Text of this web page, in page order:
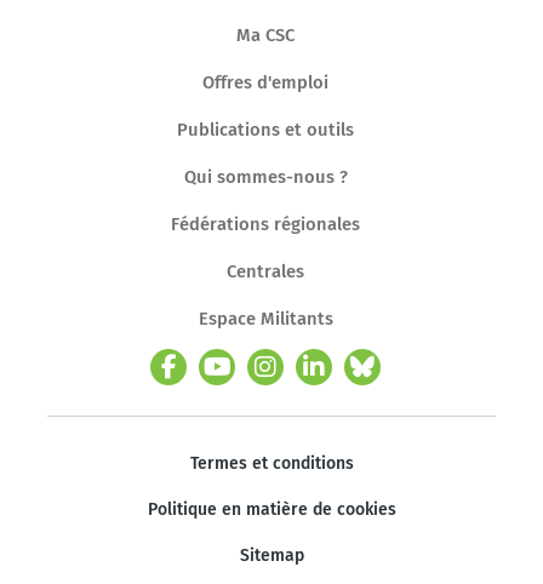
Ma CSC
Offres d'emploi
Publications et outils
Qui sommes-nous ?
Fédérations régionales
Centrales
Espace Militants
Termes et conditions
Politique en matière de cookies
Sitemap